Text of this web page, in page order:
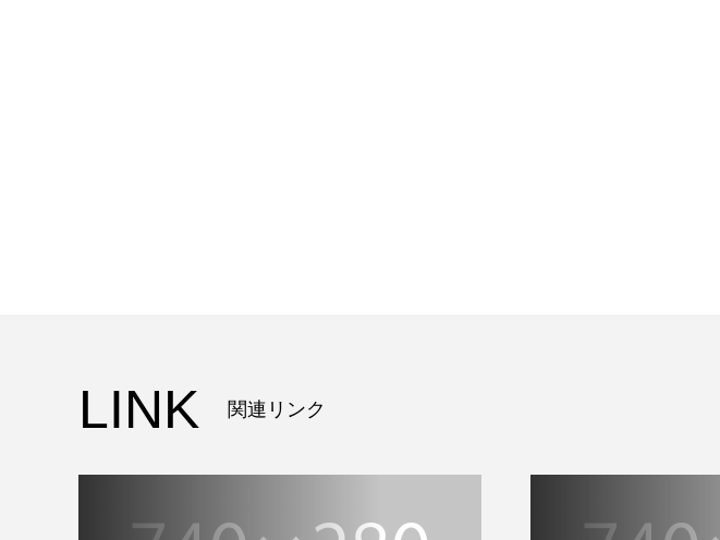
LINK 関連リンク